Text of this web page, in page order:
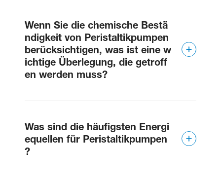
Gegendruck. Die meisten Peristaltikpumpen
können bis zu 45 psi (oder 3 bar) in Gegendruck
pumpen.
Wenn Sie die chemische Bestä
ndigkeit von Peristaltikpumpen
berücksichtigen, was ist eine w
ichtige Überlegung, die getroff
en werden muss?
über die chemische Kompatibilität.
Was sind die häufigsten Energi
equellen für Peristaltikpumpen
?